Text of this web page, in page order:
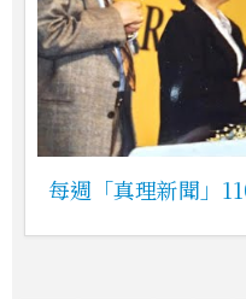
每週「真理新聞」